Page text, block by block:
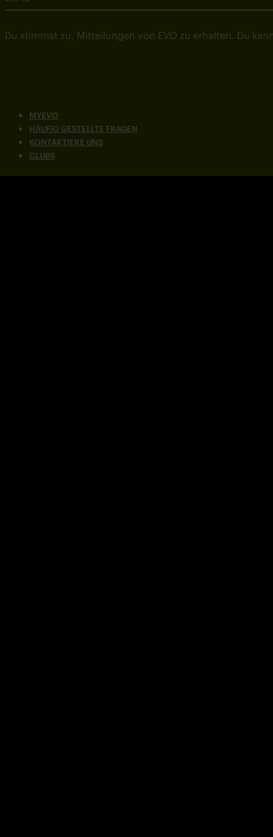
MYEVO
HÄUFIG GESTELLTE FRAGEN
KONTAKTIERE UNS
CLUBS
Du stimmst zu, Mitteilungen von EVO zu erhalten. Du